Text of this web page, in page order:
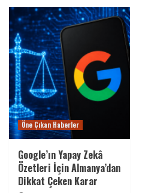
Öne Çıkan Haberler
Google’ın Yapay Zekâ
Özetleri İçin Almanya’dan
Dikkat Çeken Karar